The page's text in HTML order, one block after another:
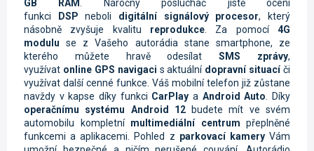
GB RAM
. Náročný posluchač jistě ocení
funkci
DSP neboli digitální signálový procesor, který
násobně zvyšuje kvalitu reprodukce . Za pomocí 4G
modulu se z Vašeho autorádia stane smartphone, ze
kterého můžete hravě odesílatSMS zprávy,
využívat online GPS navigaci s aktuální dopravní situacíči
využívat další cenné funkce. Váš mobilní telefon již zůstane
navždy v kapse díky funkci CarPlay a Android Auto . Díky
operačnímu systému Android 12budete mít ve svém
automobilu kompletní multimediální centrum přeplněné
funkcemi a aplikacemi. Pohled z parkovací kameryVám